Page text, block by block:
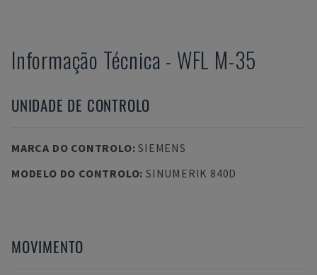
Informação Técnica - WFL M-35
UNIDADE DE CONTROLO
MARCA DO CONTROLO:SIEMENS
MODELO DO CONTROLO: SINUMERIK 840D
MOVIMENTO